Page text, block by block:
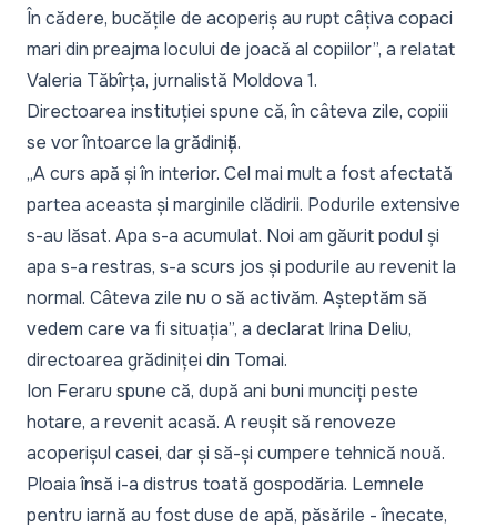
În cădere, bucățile de acoperiș au rupt câțiva copaci
mari din preajma locului de joacă al copiilor”, a relatat
Valeria Tăbîrța, jurnalistă Moldova 1.
Directoarea instituției spune că, în câteva zile, copiii
se vor întoarce la grădiniță.
„A curs apă și în interior. Cel mai mult a fost afectată
partea aceasta și marginile clădirii. Podurile extensive
s-au lăsat. Apa s-a acumulat. Noi am găurit podul și
apa s-a restras, s-a scurs jos și podurile au revenit la
normal. Câteva zile nu o să activăm. Așteptăm să
vedem care va fi situația”, a declarat Irina Deliu,
directoarea grădiniței din Tomai.
Ion Feraru spune că, după ani buni munciți peste
hotare, a revenit acasă. A reușit să renoveze
acoperișul casei, dar și să-și cumpere tehnică nouă.
Ploaia însă i-a distrus toată gospodăria. Lemnele
pentru iarnă au fost duse de apă, păsările - înecate,